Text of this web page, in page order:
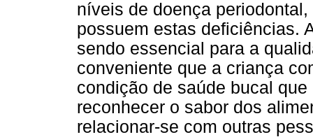
níveis de doença
possuem estas deficiências.
sendo essencial para a
conveniente que a criança
condição de saúde bucal
reconhecer o sabor dos
relacionar-se com outras